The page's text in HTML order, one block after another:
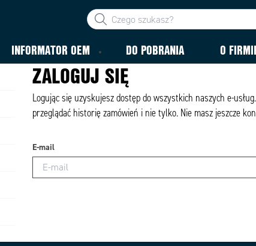
INFORMATOR OEM DO POBRANIA O
ZALOGUJ SIĘ
Logując się uzyskujesz dostęp do wszystkich naszych e-
przeglądać historię zamówień i nie tylko. Nie masz jeszcze
E-mail